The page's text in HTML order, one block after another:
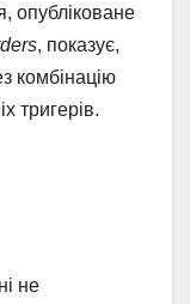
опубліковане
, показує,
комбінацію
тригерів.
не